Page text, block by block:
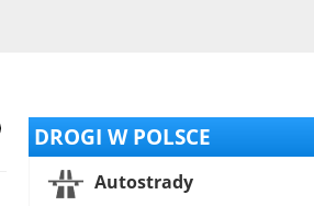
DROGI W POLSCE
Autostrady